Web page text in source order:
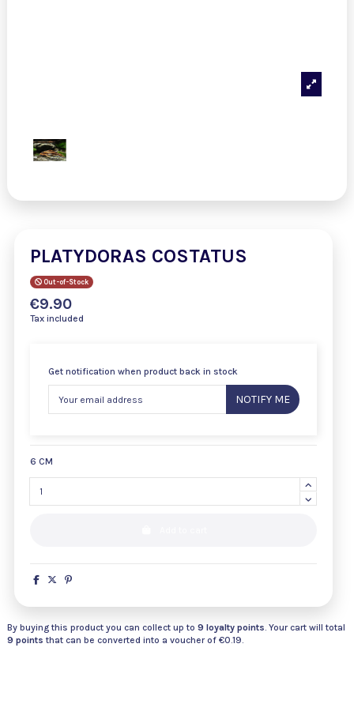
PLATYDORAS COSTATUS
Out-of-Stock
€9.90
Tax included
Get notification when product back in stock
NOTIFY ME
6 CM
By buying this product you can collect up to 9 loyalty points. Your cart will total
9 points that can be converted into a voucher of €0.19.